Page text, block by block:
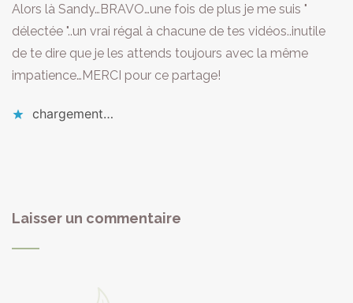
Alors là Sandy…BRAVO…une fois de plus je me suis "
délectée "..un vrai régal à chacune de tes vidéos..inutile
de te dire que je les attends toujours avec la même
impatience…MERCI pour ce partage!
chargement…
Laisser un commentaire